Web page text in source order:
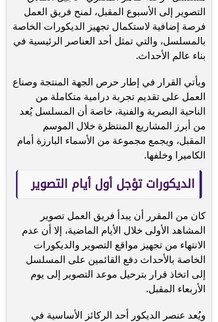
التصوير إلى الأسبوع المقبل، لمنح فريق العمل
فرصة إضافية لاستكمال تجهيز الديكورات الخاصة
بالمسلسل، والتي تمثل أحد العناصر الرئيسية في
بناء عالم الأحداث.
ويأتي القرار في إطار حرص الجهة المنتجة وصناع
العمل على تقديم تجربة درامية متكاملة من
الناحية البصرية والفنية، خاصة أن المسلسل يُعد
من أبرز المشاريع المنتظرة خلال الموسم
المقبل، ويجمع مجموعة من الأسماء البارزة أمام
الكاميرا وخلفها.
الديكورات تؤجل أول أيام التصوير
كان من المقرر أن يبدأ فريق العمل تصوير
المشاهد الأولى خلال الأيام الماضية، إلا أن عدم
الانتهاء من تجهيز مواقع التصوير والديكورات
الخاصة بالأحداث دفع القائمين على المسلسل
إلى اتخاذ قرار بترحيل موعد التصوير إلى يوم
الأربعاء المقبل.
ويُعد عنصر الديكور أحد الركائز الأساسية في